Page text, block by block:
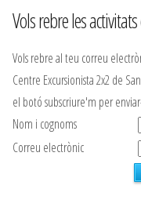
Vols rebre les
Vols rebre al teu correu
Centre Excursionista 2x2 de
el botó subscriure'm per
Nom i cognoms
Correu electrònic